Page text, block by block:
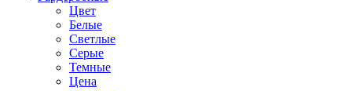
Цвет
Белые
Светлые
Серые
Темные
Цена